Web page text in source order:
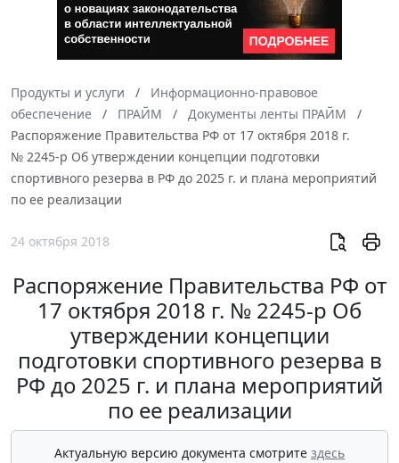
Продукты и услуги
Информационно-правовое
обеспечение
ПРАЙМ
Документы ленты ПРАЙМ
Распоряжение Правительства РФ от 17 октября 2018 г.
№ 2245-р Об утверждении концепции подготовки
спортивного резерва в РФ до 2025 г. и плана мероприятий
по ее реализации
24 октября 2018
Распоряжение Правительства РФ от
17 октября 2018 г. № 2245-р Об
утверждении концепции
подготовки спортивного резерва в
РФ до 2025 г. и плана мероприятий
по ее реализации
Актуальную версию документа смотрите здесь